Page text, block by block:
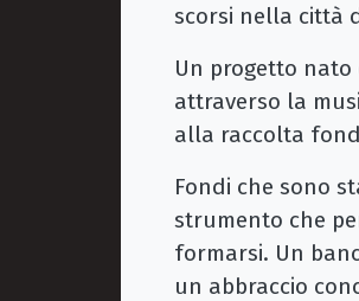
scorsi nella città
Un progetto
attraverso la
alla raccolta
Fondi che sono
strumento che
formarsi. Un
un abbraccio